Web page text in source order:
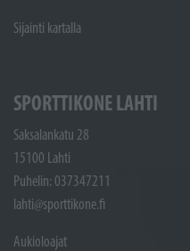
Sijainti kartalla
SPORTTIKONE LAHTI
Saksalankatu 28
15100 Lahti
Puhelin: 037347211
lahti@sporttikone.fi
Aukioloajat